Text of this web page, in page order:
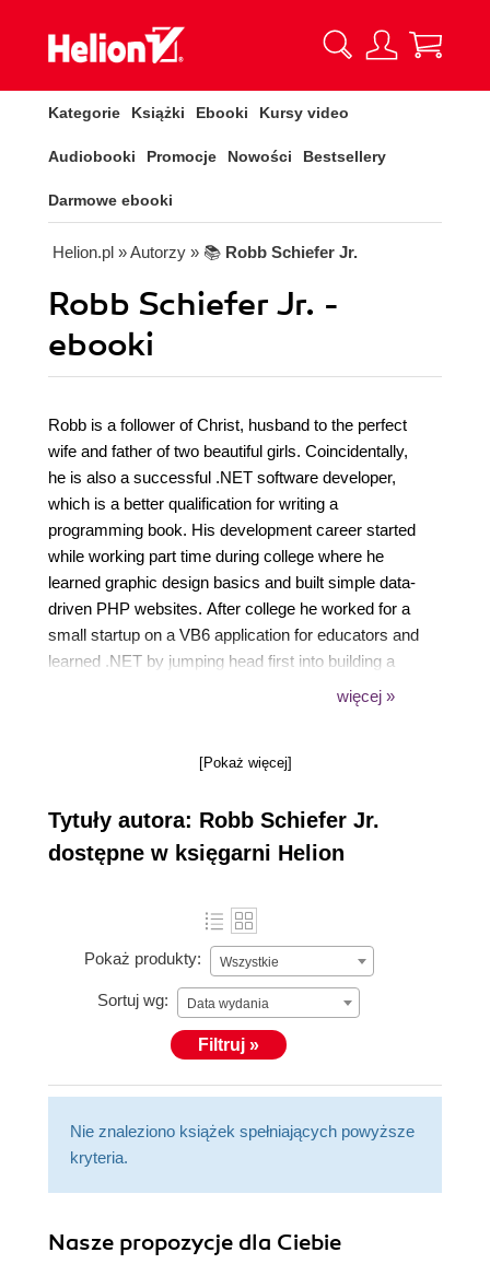
Kategorie Książki Ebooki Kursy video
Audiobooki Promocje Nowości Bestsellery
Darmowe ebooki
Helion.pl » Autorzy » 📚 Robb Schiefer Jr.
Robb Schiefer Jr. -
ebooki
Robb is a follower of Christ, husband to the perfect
wife and father of two beautiful girls. Coincidentally,
he is also a successful .NET software developer,
which is a better qualification for writing a
programming book. His development career started
while working part time during college where he
learned graphic design basics and built simple data-
driven PHP websites. After college he worked for a
small startup on a VB6 application for educators and
learned .NET by jumping head first into building a
complimentary ASP.NET site. Since then he has
This enterprise environment has provided many
currently leads a development team in the
companys latest development efforts, mentors
many developers and plays a leading role in
the announcement of Windows Phone 7 he had little
experience with Silverlight but always wanted to
learn it. WP7 provided the perfect opportunity to
learn Silverlight in a defined space and on a smaller
scale. He currently has several apps in the
marketplace and has plans for many more (if he
ever gets this book done).
więcej »
[Pokaż więcej]
Tytuły autora: Robb Schiefer Jr.
dostępne w księgarni Helion
Pokaż produkty: Wszystkie
Sortuj wg: Data wydania
Filtruj »
Nie znaleziono książek spełniających powyższe
kryteria.
Nasze propozycje dla Ciebie